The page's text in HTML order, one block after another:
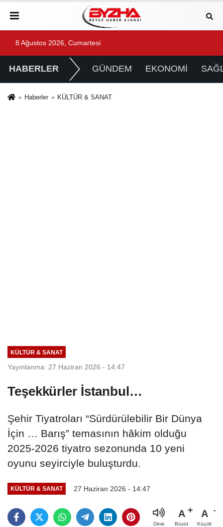
8 Ağustos 2026, Cumartesi
HABERLER GÜNDEM EKONOMİ
Haberler KÜLTÜR & SANAT
KÜLTÜR & SANAT
Yayınlanma: 27 Haziran 2026 - 14:47
Teşekkürler İstanbul…
Şehir Tiyatroları “Sürdürülebilir Bir Dünya
İçin … Barış” temasının hâkim olduğu
2025-2026 tiyatro sezonunda 10 yeni
oyunu seyirciyle buluşturdu.
KÜLTÜR & SANAT 27 Haziran 2026 - 14:47
Dinle
A
Büyüt
A
Küçült